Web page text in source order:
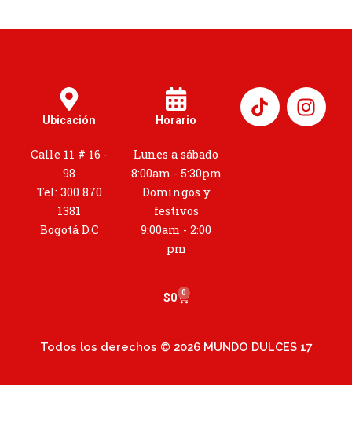
Ubicación
Calle 11 # 16 -
98
Tel: 300 870
1381
Bogotá D.C
Horario
Lunes a sábado
8:00am - 5:30pm
Domingos y
festivos
9:00am - 2:00
pm
I
n
s
$0 0
Cart
Todos los derechos © 2026 MUNDO DULCES 17